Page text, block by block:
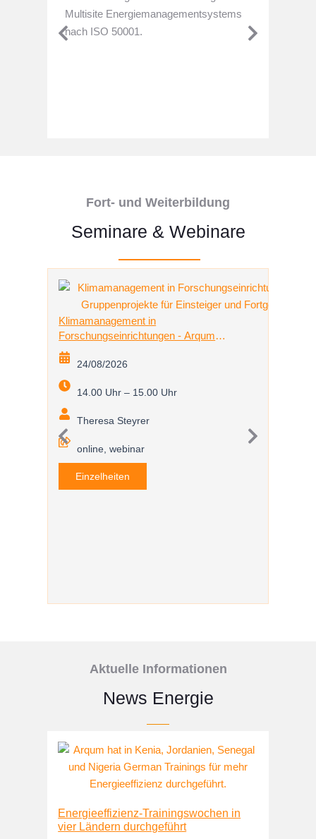
Multisite Energiemanagementsystems
nach ISO 50001.
Fort- und Weiterbildung
Seminare & Webinare
Klimamanagement in
Forschungseinrichtungen - Arqum
Gruppenprojekte für Einsteiger und
Fortgeschrittene
24/08/2026
14.00 Uhr – 15.00 Uhr
Theresa Steyrer
online, webinar
Einzelheiten
Aktuelle Informationen
News Energie
Energieeffizienz-Trainingswochen in
vier Ländern durchgeführt